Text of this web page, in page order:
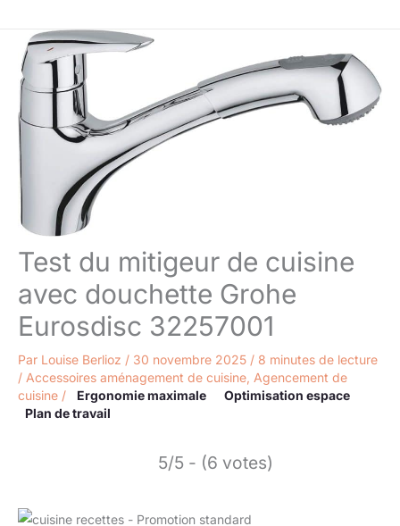
Test du mitigeur de cuisine
avec douchette Grohe
Eurosdisc 32257001
Par Louise Berlioz / 30 novembre 2025 / 8 minutes de lecture
/ Accessoires aménagement de cuisine Agencement de
cuisine / Ergonomie maximale
Optimisation espace
Plan de travail
5/5 - (6 votes)